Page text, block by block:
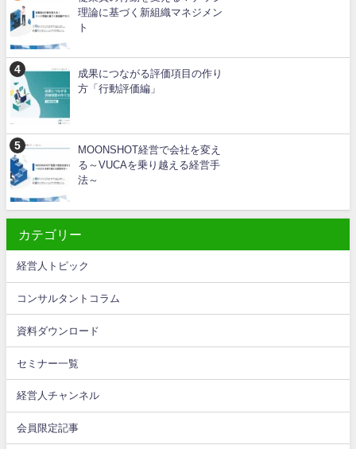
理論に基づく新組織マネジメン
ト
成果につながる評価項目の作り
方「行動評価編」
MOONSHOT経営で会社を変え
る～VUCAを乗り越える経営手
法～
カテゴリー
経営人トピック
コンサルタントコラム
資料ダウンロード
セミナー一覧
経営人チャンネル
会員限定記事